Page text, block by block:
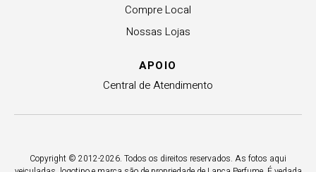
Compre Local
Nossas Lojas
APOIO
Central de Atendimento
Copyright © 2012-2026. Todos os direitos reservados. As fotos aqui